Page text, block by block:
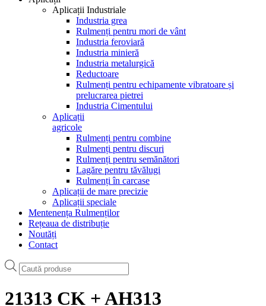
Aplicații Industriale
Industria grea
Rulmenți pentru mori de vânt
Industria feroviară
Industria minieră
Industria metalurgică
Reductoare
Rulmenți pentru echipamente vibratoare și
prelucrarea pietrei
Industria Cimentului
Aplicații
agricole
Rulmenți pentru combine
Rulmenți pentru discuri
Rulmenți pentru semănători
Lagăre pentru tăvălugi
Rulmenți în carcase
Aplicații de mare precizie
Aplicații speciale
Mentenența Rulmenților
Rețeaua de distribuție
Noutăți
Contact
Products
search
21313 CK + AH313